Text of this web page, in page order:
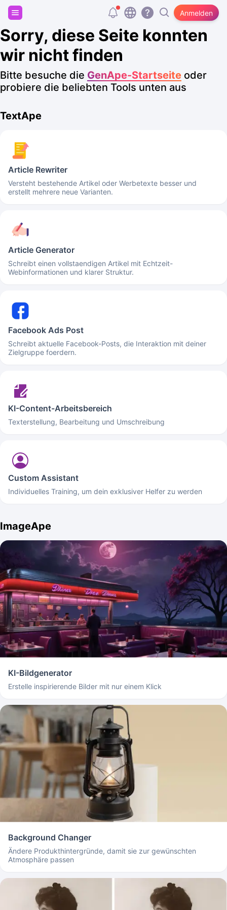
Anmelden
Registriere dich und erhalte 20.000 kostenlose
Tokens!
Sorry, diese Seite konnten
wir nicht finden
Bitte besuche die GenApe-Startseite oder
probiere die beliebten Tools unten aus
TextApe
Article Rewriter
Versteht bestehende Artikel oder Werbetexte besser und
erstellt mehrere neue Varianten.
Article Generator
Schreibt einen vollstaendigen Artikel mit Echtzeit-
Webinformationen und klarer Struktur.
Facebook Ads Post
Schreibt aktuelle Facebook-Posts, die Interaktion mit deiner
Zielgruppe foerdern.
KI-Content-Arbeitsbereich
Texterstellung, Bearbeitung und Umschreibung
Custom Assistant
Individuelles Training, um dein exklusiver Helfer zu werden
ImageApe
KI-Bildgenerator
Erstelle inspirierende Bilder mit nur einem Klick
Background Changer
Ändere Produkthintergründe, damit sie zur gewünschten
Atmosphäre passen